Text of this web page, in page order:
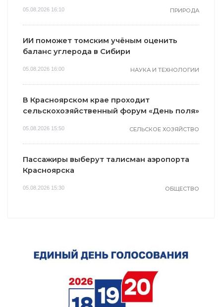
05.08.2026 16:10 ПРИРОДА
ИИ поможет томским учёным оценить
баланс углерода в Сибири
05.08.2026 16:00 НАУКА И ТЕХНОЛОГИИ
В Красноярском крае проходит
сельскохозяйственный форум «День поля»
05.08.2026 15:50 СЕЛЬСКОЕ ХОЗЯЙСТВО
Пассажиры выберут талисман аэропорта
Красноярска
05.08.2026 15:30 ОБЩЕСТВО